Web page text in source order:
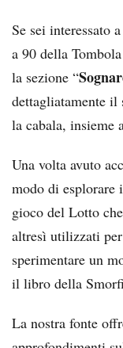
Se sei interessato
a 90 della
la sezione “
dettagliatamente il
la cabala, insieme
Una volta avuto
modo di esplorare
gioco del Lotto
altresì utilizzati
sperimentare un
il libro della
La nostra fonte